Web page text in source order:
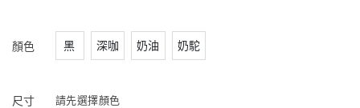
顏色 黑 深咖 奶油 奶駝
尺寸 請先選擇顏色